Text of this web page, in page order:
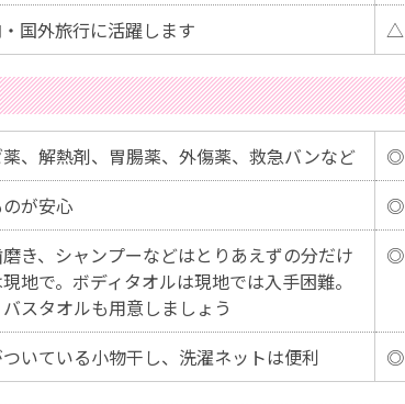
国外旅行に活躍します △
、解熱剤、胃腸薬、外傷薬、救急バンなど
◎
が安心 ◎
き、シャンプーなどはとりあえずの分だけ
地で。ボディタオルは現地では入手困難。
スタオルも用意しましょう
◎
いている小物干し、洗濯ネットは便利 ◎